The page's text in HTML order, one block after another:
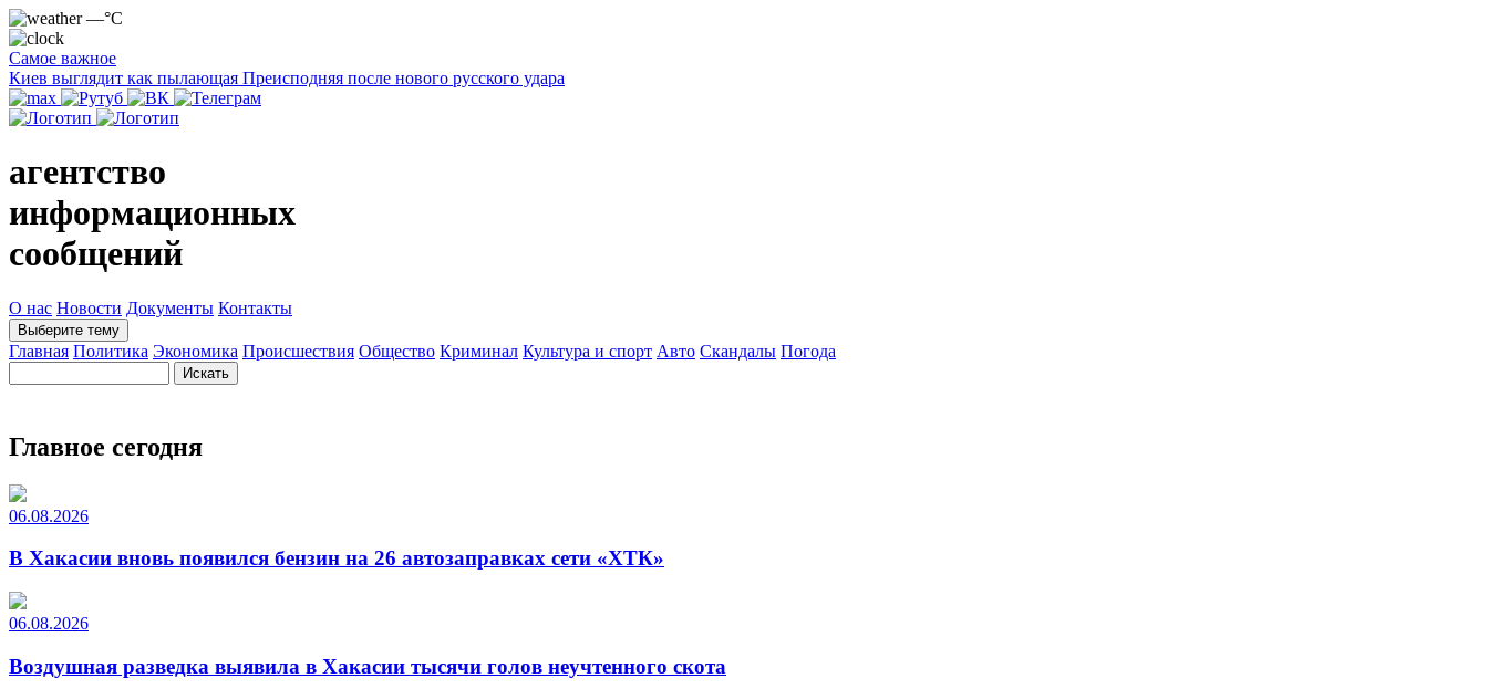
—°C
Самое важное
Киев выглядит как пылающая Преисподняя после нового русского удара
агентство
информационных
сообщений
О нас Новости Документы Контакты
Выберите тему
Главная Политика Экономика Происшествия Общество Криминал Культура и спорт Авто Скандалы Погода
Главное сегодня
06.08.2026
В Хакасии вновь появился бензин на 26 автозаправках сети «ХТК»
06.08.2026
Воздушная разведка выявила в Хакасии тысячи голов неучтенного скота